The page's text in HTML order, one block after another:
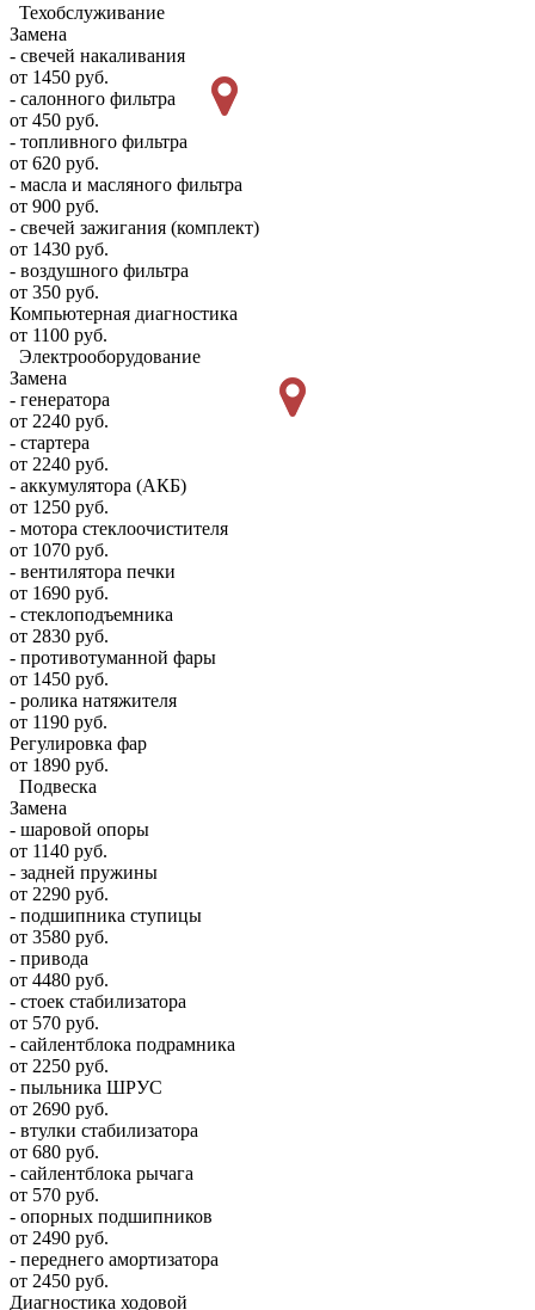
Техобслуживание
Замена
- свечей накаливания
от 1450 руб.
- салонного фильтра
от 450 руб.
- топливного фильтра
от 620 руб.
- масла и масляного фильтра
от 900 руб.
- свечей зажигания (комплект)
от 1430 руб.
- воздушного фильтра
от 350 руб.
Компьютерная диагностика
от 1100 руб.
Электрооборудование
Замена
- генератора
от 2240 руб.
- стартера
от 2240 руб.
- аккумулятора (АКБ)
от 1250 руб.
- мотора стеклоочистителя
от 1070 руб.
- вентилятора печки
от 1690 руб.
- стеклоподъемника
от 2830 руб.
- противотуманной фары
от 1450 руб.
- ролика натяжителя
от 1190 руб.
Регулировка фар
от 1890 руб.
Подвеска
Замена
- шаровой опоры
от 1140 руб.
- задней пружины
от 2290 руб.
- подшипника ступицы
от 3580 руб.
- привода
от 4480 руб.
- стоек стабилизатора
от 570 руб.
- сайлентблока подрамника
от 2250 руб.
- пыльника ШРУС
от 2690 руб.
- втулки стабилизатора
от 680 руб.
- сайлентблока рычага
от 570 руб.
- опорных подшипников
от 2490 руб.
- переднего амортизатора
от 2450 руб.
Диагностика ходовой